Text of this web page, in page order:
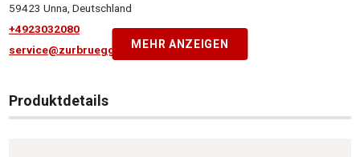
59423 Unna, Deutschland
+4923032080
service@zurbrueggen.deMEHR ANZEIGEN
Produktdetails